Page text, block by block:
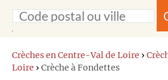
Crèches en Centre-Val de Loire ›
Loire › Crèche à Fondettes